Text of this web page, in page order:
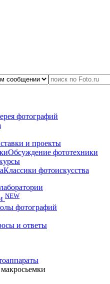
фотографий
и проекты
Обсуждение фототехники
Классики фотоискусства
NEW
фотографий
и ответы